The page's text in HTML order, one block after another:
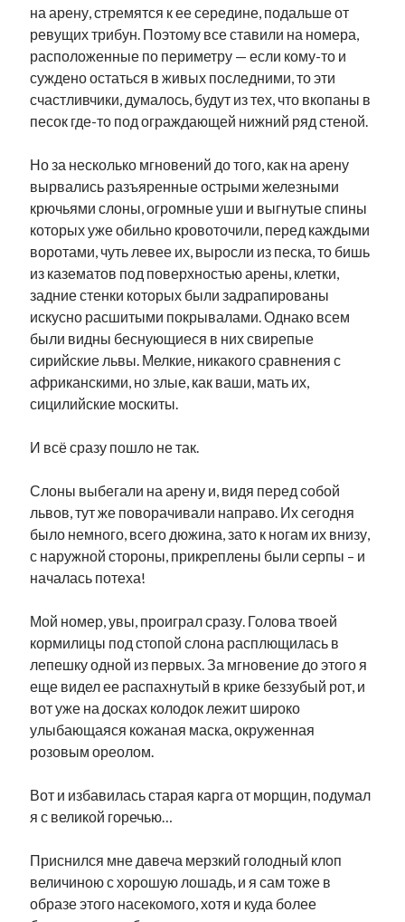
на арену, стремятся к ее середине, подальше от
ревущих трибун. Поэтому все ставили на номера,
расположенные по периметру — если кому-то и
суждено остаться в живых последними, то эти
счастливчики, думалось, будут из тех, что вкопаны в
песок где-то под ограждающей нижний ряд стеной.
Но за несколько мгновений до того, как на арену
вырвались разъяренные острыми железными
крючьями слоны, огромные уши и выгнутые спины
которых уже обильно кровоточили, перед каждыми
воротами, чуть левее их, выросли из песка, то бишь
из казематов под поверхностью арены, клетки,
задние стенки которых были задрапированы
искусно расшитыми покрывалами. Однако всем
были видны беснующиеся в них свирепые
сирийские львы. Мелкие, никакого сравнения с
африканскими, но злые, как ваши, мать их,
сицилийские москиты.
И всё сразу пошло не так.
Слоны выбегали на арену и, видя перед собой
львов, тут же поворачивали направо. Их сегодня
было немного, всего дюжина, зато к ногам их внизу,
с наружной стороны, прикреплены были серпы – и
началась потеха!
Мой номер, увы, проиграл сразу. Голова твоей
кормилицы под стопой слона расплющилась в
лепешку одной из первых. За мгновение до этого я
еще видел ее распахнутый в крике беззубый рот, и
вот уже на досках колодок лежит широко
улыбающаяся кожаная маска, окруженная
розовым ореолом.
Вот и избавилась старая карга от морщин, подумал
я с великой горечью…
Приснился мне давеча мерзкий голодный клоп
величиною с хорошую лошадь, и я сам тоже в
образе этого насекомого, хотя и куда более